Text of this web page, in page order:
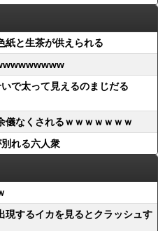
紙と生茶が供えられる
で太って見えるのまじだる
儀なくされるｗｗｗｗｗｗｗ
れる六人衆
現するイカを見るとクラッシュす